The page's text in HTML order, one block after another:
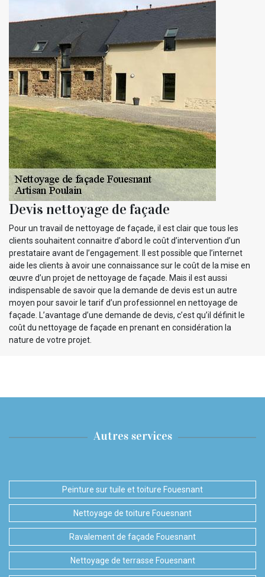
Devis nettoyage de façade
Pour un travail de nettoyage de façade, il est clair que tous les
clients souhaitent connaitre d’abord le coût d’intervention d’un
prestataire avant de l’engagement. Il est possible que l’internet
aide les clients à avoir une connaissance sur le coût de la mise en
œuvre d’un projet de nettoyage de façade. Mais il est aussi
indispensable de savoir que la demande de devis est un autre
moyen pour savoir le tarif d’un professionnel en nettoyage de
façade. L’avantage d’une demande de devis, c’est qu’il définit le
coût du nettoyage de façade en prenant en considération la
nature de votre projet.
Autres services
Peinture sur tuile et toiture Fouesnant
Nettoyage de toiture Fouesnant
Ravalement de façade Fouesnant
Nettoyage de terrasse Fouesnant